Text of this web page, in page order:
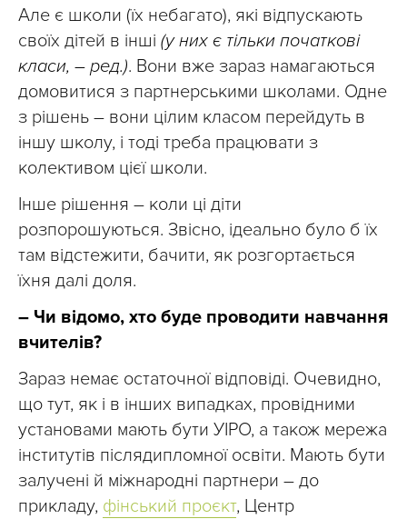
Але є школи (їх небагато), які відпускають
своїх дітей в інші (у них є тільки початкові
класи, – ред.). Вони вже зараз намагаються
домовитися з партнерськими школами. Одне
з рішень – вони цілим класом перейдуть в
іншу школу, і тоді треба працювати з
колективом цієї школи.
Інше рішення – коли ці діти
розпорошуються. Звісно, ідеально було б їх
там відстежити, бачити, як розгортається
їхня далі доля.
– Чи відомо, хто буде проводити навчання
вчителів?
Зараз немає остаточної відповіді. Очевидно,
що тут, як і в інших випадках, провідними
установами мають бути УІРО, а також мережа
інститутів післядипломної освіти. Мають бути
залучені й міжнародні партнери – до
прикладу, фінський проєкт, Центр